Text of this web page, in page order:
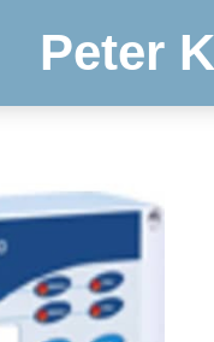
Peter